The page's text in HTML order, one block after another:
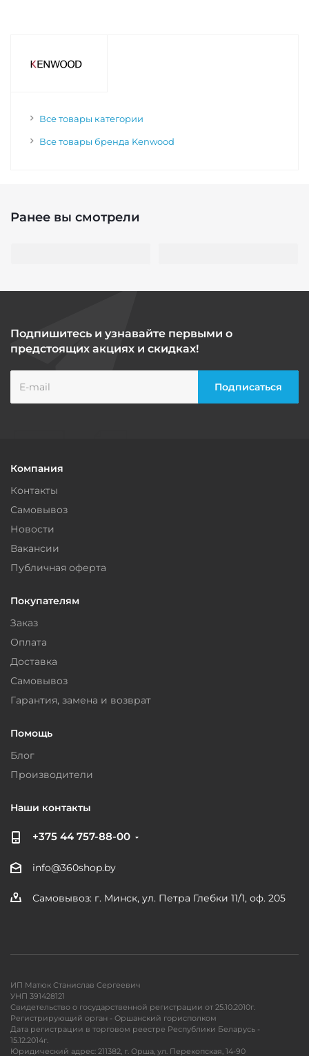
Все товары категории
Все товары бренда Kenwood
Ранее вы смотрели
Подпишитесь и узнавайте первыми о
предстоящих акциях и скидках!
Компания
Контакты
Самовывоз
Новости
Вакансии
Публичная оферта
Покупателям
Заказ
Оплата
Доставка
Самовывоз
Гарантия, замена и возврат
Помощь
Блог
Производители
Наши контакты
+375 44 757-88-00
info@360shop.by
Самовывоз: г. Минск, ул. Петра Глебки 11/1, оф. 205
ИП Матюк Станислав Сергеевич
УНП 391428121
Свидетельство о государственной регистрации от 25.10.2010г.
Регистрирующий орган - Оршанский горисполком
Дата регистрации в торговом реестре Республики Беларусь -
15.12.2014г.
Юридический адрес: 211382, г. Орша, ул. Перекопская, 14-90